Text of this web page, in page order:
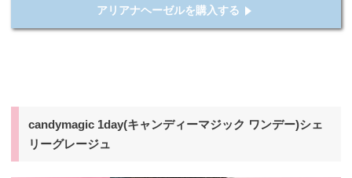
アリアナヘーゼルを購入する
candymagic 1day(キャンディーマジック ワンデー)シェ
リーグレージュ